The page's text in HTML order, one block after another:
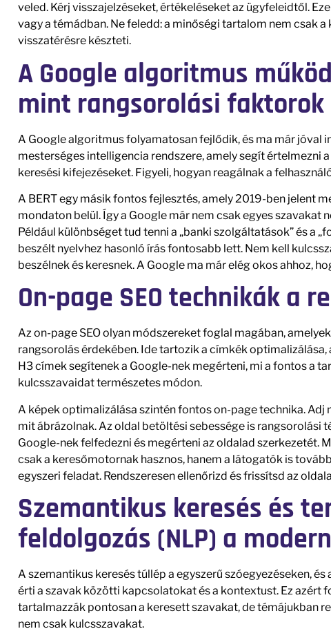
veled. Kérj visszajelzéseket, értékeléseket az ügyfeleidtől.
vagy a témádban. Ne feledd: a minőségi tartalom nem csak
visszatérésre készteti.
A Google algoritmus
mint rangsorolási faktorok
A Google algoritmus folyamatosan fejlődik, és ma már jóval
mesterséges intelligencia rendszere, amely segít értelmezni
keresési kifejezéseket. Figyeli, hogyan reagálnak a
A BERT egy másik fontos fejlesztés, amely 2019-ben jelent
mondaton belül. Így a Google már nem csak egyes szavakat
Például különbséget tud tenni a „banki szolgáltatások” és a
beszélt nyelvhez hasonló írás fontosabb lett. Nem kell
beszélnek és keresnek. A Google ma már elég okos ahhoz,
On-page SEO technikák a
Az on-page SEO olyan módszereket foglal magában,
rangsorolás érdekében. Ide tartozik a címkék
H3 címek segítenek a Google-nek megérteni, mi a fontos a
kulcsszavaidat természetes módon.
A képek optimalizálása szintén fontos on-page technika.
mit ábrázolnak. Az oldal betöltési sebessége is rangsorolási
Google-nek felfedezni és megérteni az oldalad szerkezetét.
csak a keresőmotornak hasznos, hanem a látogatók is
egyszeri feladat. Rendszeresen ellenőrizd és frissítsd az
Szemantikus keresés és
feldolgozás (NLP) a
A szemantikus keresés túllép a egyszerű szóegyezéseken,
érti a szavak közötti kapcsolatokat és a kontextust. Ez azért
tartalmazzák pontosan a keresett szavakat, de témájukban
nem csak kulcsszavakat.